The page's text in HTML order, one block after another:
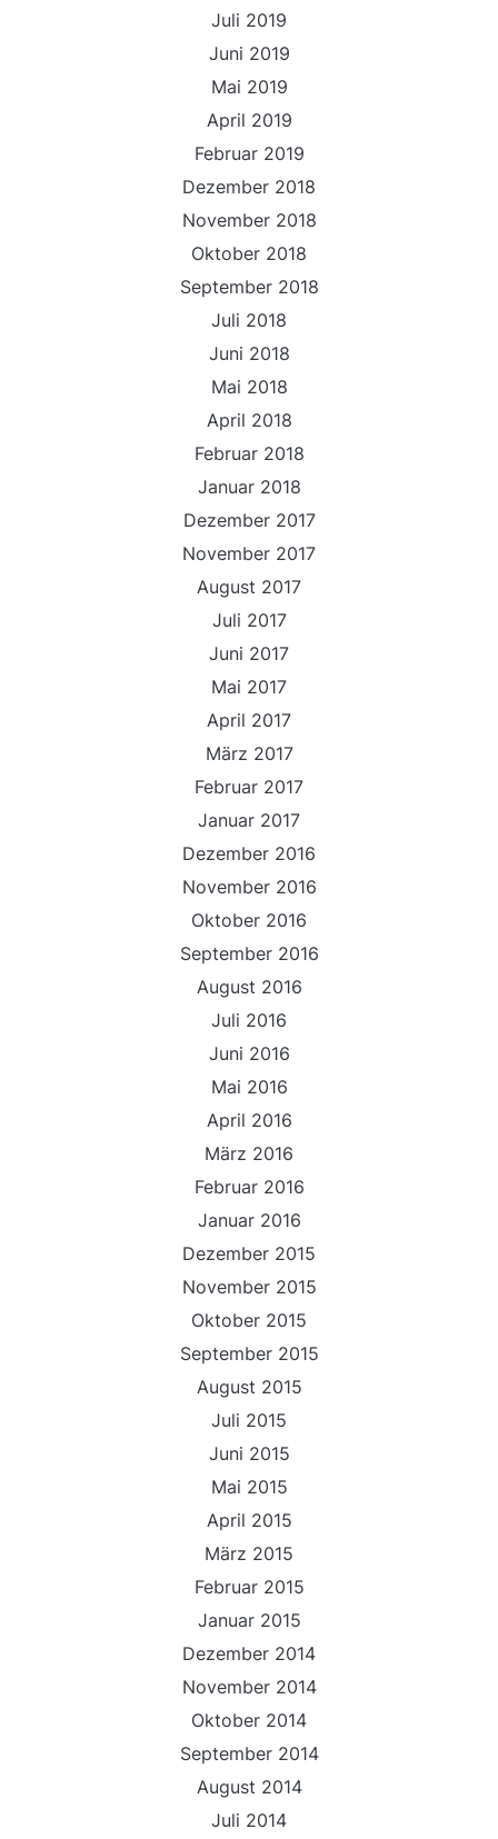
Juli 2019
Juni 2019
Mai 2019
April 2019
Februar 2019
Dezember 2018
November 2018
Oktober 2018
September 2018
Juli 2018
Juni 2018
Mai 2018
April 2018
Februar 2018
Januar 2018
Dezember 2017
November 2017
August 2017
Juli 2017
Juni 2017
Mai 2017
April 2017
März 2017
Februar 2017
Januar 2017
Dezember 2016
November 2016
Oktober 2016
September 2016
August 2016
Juli 2016
Juni 2016
Mai 2016
April 2016
März 2016
Februar 2016
Januar 2016
Dezember 2015
November 2015
Oktober 2015
September 2015
August 2015
Juli 2015
Juni 2015
Mai 2015
April 2015
März 2015
Februar 2015
Januar 2015
Dezember 2014
November 2014
Oktober 2014
September 2014
August 2014
Juli 2014